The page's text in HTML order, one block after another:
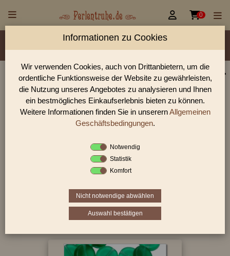
 0
Material/Glassorte Sorte/Form Farbe
Größen
Lochdurchmesser
Perlen Shop für gedrückte Perlen Linsen &
Scheiben
In unserem Perlen Shop finden sie zahlreich gedrückte Perlen
Linsen & Scheiben und viele weiter Glasperlen.
Sie befinden sich in folgender Kategorie:
gedrückte Perlen|Linsen & Scheiben
1 2 3
Informationen zu Cookies
Wir verwenden Cookies, auch von Drittanbietern, um die
ordentliche Funktionsweise der Website zu gewährleisten,
die Nutzung unseres Angebotes zu analysieren und Ihnen
ein bestmögliches Einkaufserlebnis bieten zu können.
Weitere Informationen finden Sie in unserernAllgemeinen
Geschäftsbedingungen.
Notwendig
Statistik
Komfort
Nicht notwendige abwählen
Auswahl bestätigen